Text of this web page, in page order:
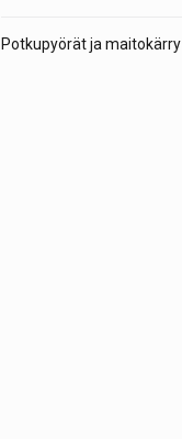
Potkupyörät ja maitokärry